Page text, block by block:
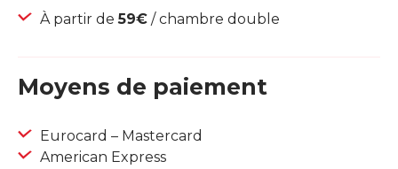
À partir de59€ / chambre double
Moyens de paiement
Eurocard – Mastercard
American Express